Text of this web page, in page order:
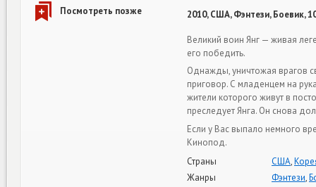
2010, США, Фэнтези, Боевик,
Великий воин Янг — живая
его победить.
Однажды, уничтожая врагов
приговор. С младенцем на
жители которого живут в
преследует Янга. Он снова
Если у Вас выпало немного
Кинопод.
Страны
США,
Жанры
Фэнтези,